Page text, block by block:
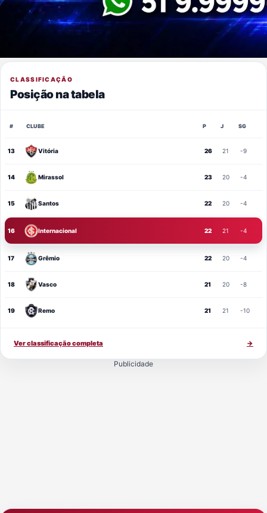
CLASSIFICAÇÃO
Posição na tabela
# CLUBE P J SG
13 Vitória 26 21 -9
14 Mirassol 23 20 -4
15 Santos 22 20 -4
16 Internacional 22 21 -4
17 Grêmio 22 20 -4
18 Vasco 21 20 -8
19 Remo 21 21 -10
Ver classificação completa →
Publicidade